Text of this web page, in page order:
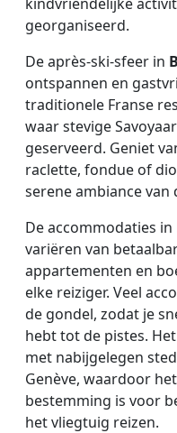
georganiseerd.
De après-ski-sfeer in
ontspannen en
traditionele Franse
waar stevige
geserveerd. Geniet
raclette, fondue of
serene ambiance van
De accommodaties in
variëren van
appartementen en
elke reiziger. Veel
de gondel, zodat je
hebt tot de pistes.
met nabijgelegen
Genève, waardoor
bestemming is voor
het vliegtuig reizen.